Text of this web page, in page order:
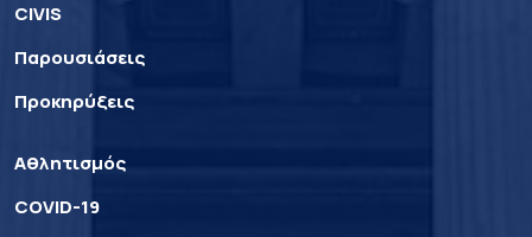
CIVIS
Παρουσιάσεις
Προκηρύξεις
Αθλητισμός
COVID-19